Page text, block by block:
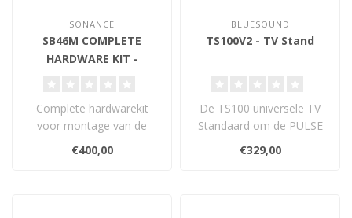
SONANCE
SB46M COMPLETE
HARDWARE KIT -
Complete hardwarekit
voor montage van de
Sonance SB46M
soundbar. Inclusief alle ..
€400,00
BLUESOUND
TS100V2 - TV Stand
De TS100 universele TV
Standaard om de PULSE
SOUNDBAR aan uw TV te
hangen...
€329,00